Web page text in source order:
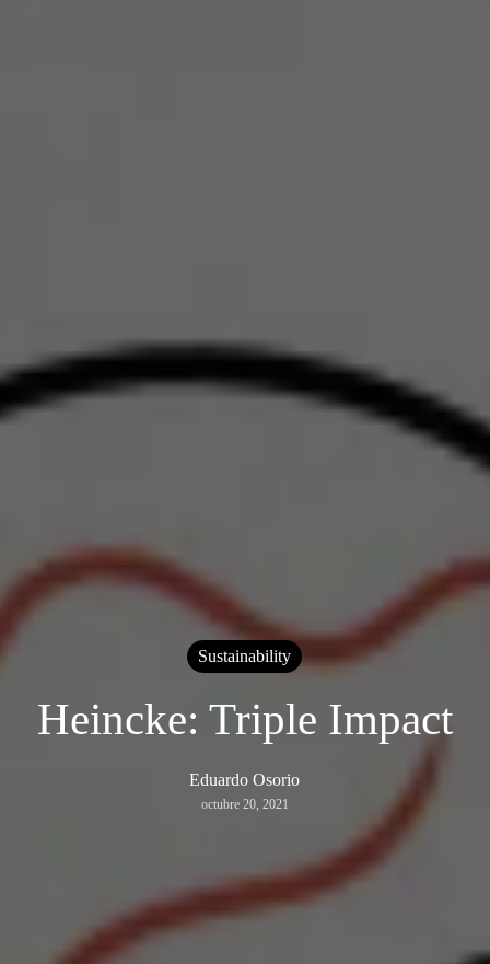
Sustainability
Heincke: Triple Impact
Eduardo Osorio
octubre 20, 2021